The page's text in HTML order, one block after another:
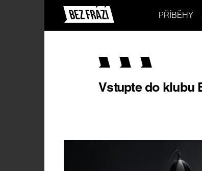
PŘÍBĚHY
Vstupte do klubu